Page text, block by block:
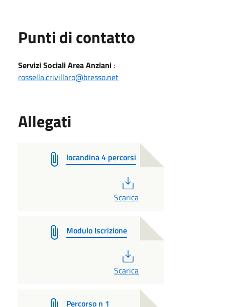
Punti di contatto
Servizi Sociali Area Anziani :
rossella.crivillaro@bresso.net
Allegati
locandina 4 percorsi
Scarica
Modulo Iscrizione
Scarica
Percorso n 1